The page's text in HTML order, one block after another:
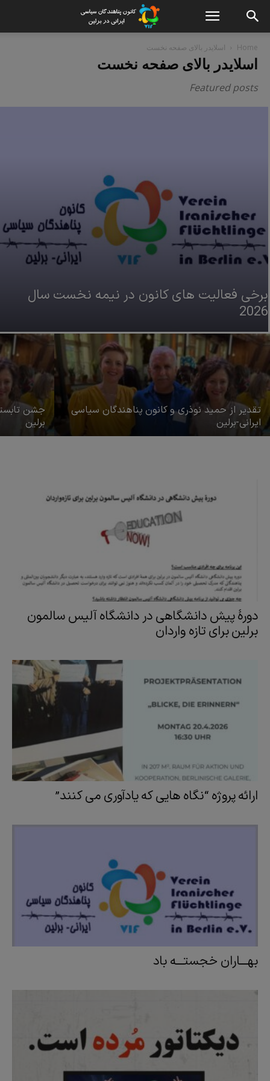
Home اسلایدر بالای صفحه نخست
اسلایدر بالای صفحه نخست
Featured posts
برخی فعالیت های کانون در نیمه نخست سال
2026
تقدیر از حمید نوذری و کانون پناهندگان سیاسی
ایرانی-برلین
جشن
برلین
دورۀ پیش دانشگاهی در دانشگاه آلیس سالمون
برلین برای تازه واردان
ارائه پروژه “نگاه هایی که یادآوری می کنند”
بهـــاران خجستـــه باد